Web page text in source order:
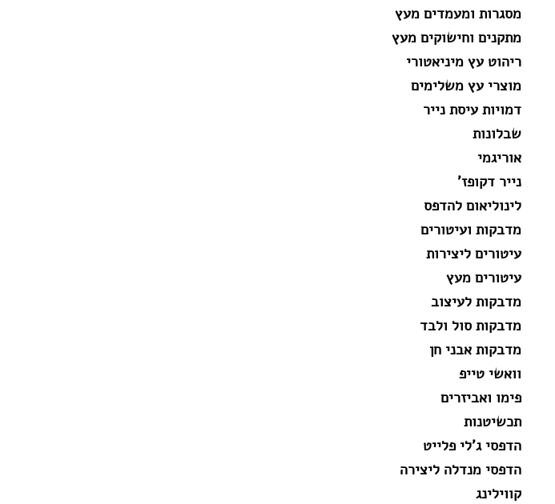
מסגרות ומעמדים מעץ
מתקנים וחישוקים מעץ
ריהוט עץ מיניאטורי
מוצרי עץ משלימים
דמויות עיסת נייר
שבלונות
אוריגמי
נייר דקופז'
לינוליאום להדפס
מדבקות ועיטורים
עיטורים ליצירות
עיטורים מעץ
מדבקות לעיצוב
מדבקות סול ולבד
מדבקות אבני חן
וואשי טייפ
פימו ואביזרים
תכשיטנות
הדפסי ג'לי פלייט
הדפסי מנדלה ליצירה
קווילינג